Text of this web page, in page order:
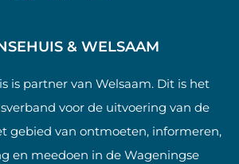
& WELSAAM
is partner van Welsaam. Dit is het
voor de uitvoering van de
gebied van ontmoeten, informeren,
en meedoen in de Wageningse